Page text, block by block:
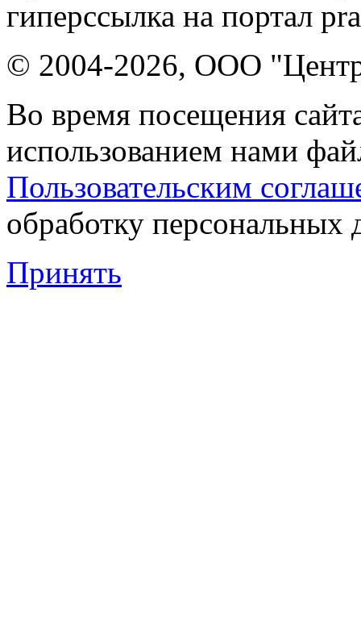
гиперссылка на портал
© 2004-2026, ООО "Центр
Во время посещения
использованием нами
Пользовательским
обработку персональных
Принять